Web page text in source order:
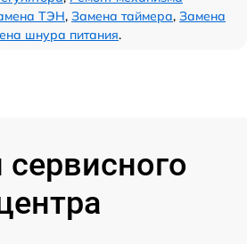
ТЭН, Замена таймера, Замена
шнура питания.